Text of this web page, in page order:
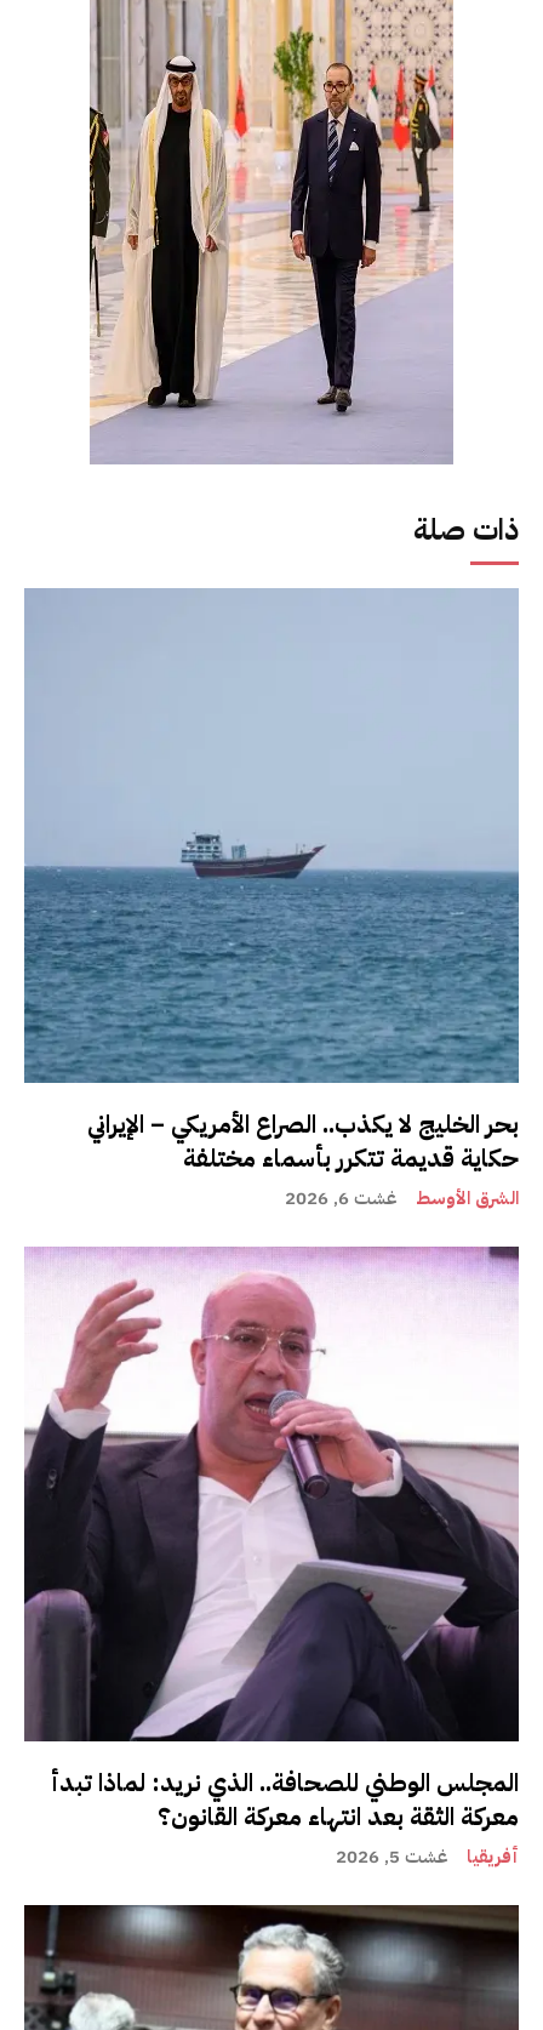
ذات صلة
بحر الخليج لا يكذب.. الصراع الأمريكي – الإيراني
حكاية قديمة تتكرر بأسماء مختلفة
الشرق الأوسط غشت 6, 2026
المجلس الوطني للصحافة.. الذي نريد: لماذا تبدأ
معركة الثقة بعد انتهاء معركة القانون؟
أفريقيا غشت 5, 2026